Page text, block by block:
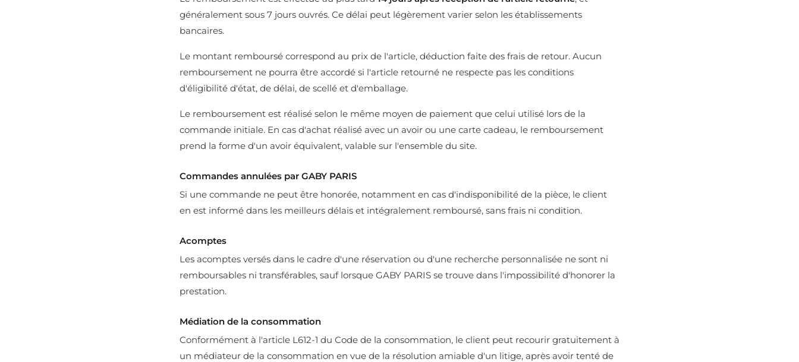
généralement sous 7 jours ouvrés. Ce délai peut légèrement varier selon les établissements
bancaires.
Le montant remboursé correspond au prix de l'article, déduction faite des frais de retour. Aucun
remboursement ne pourra être accordé si l'article retourné ne respecte pas les conditions
d'éligibilité d'état, de délai, de scellé et d'emballage.
Le remboursement est réalisé selon le même moyen de paiement que celui utilisé lors de la
commande initiale. En cas d'achat réalisé avec un avoir ou une carte cadeau, le remboursement
prend la forme d'un avoir équivalent, valable sur l'ensemble du site.
Commandes annulées par GABY PARIS
Si une commande ne peut être honorée, notamment en cas d'indisponibilité de la pièce, le client
en est informé dans les meilleurs délais et intégralement remboursé, sans frais ni condition.
Acomptes
Les acomptes versés dans le cadre d'une réservation ou d'une recherche personnalisée ne sont ni
remboursables ni transférables, sauf lorsque GABY PARIS se trouve dans l'impossibilité d'honorer la
prestation.
Médiation de la consommation
Conformément à l'article L612-1 du Code de la consommation, le client peut recourir gratuitement à
un médiateur de la consommation en vue de la résolution amiable d'un litige, après avoir tenté de